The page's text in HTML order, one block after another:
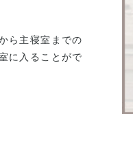
ら主寝室までの
に入ることがで